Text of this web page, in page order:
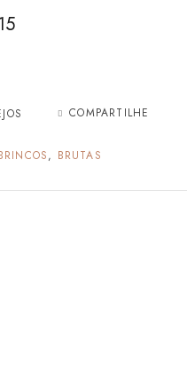
COMPARTILHE
, BRUTAS